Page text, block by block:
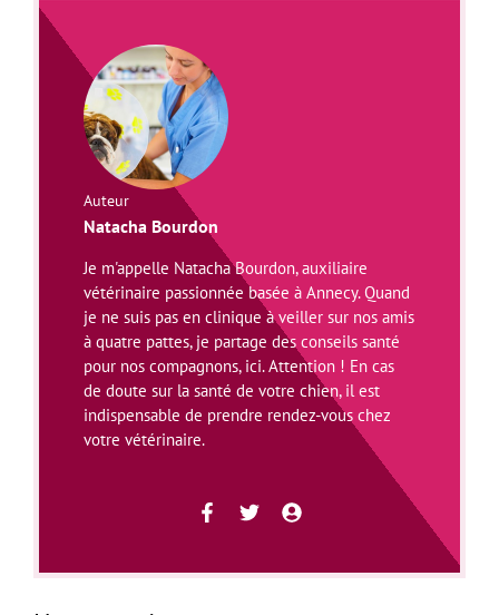
Auteur
Natacha Bourdon
Je m'appelle Natacha Bourdon, auxiliaire
vétérinaire passionnée basée à Annecy. Quand
je ne suis pas en clinique à veiller sur nos amis
à quatre pattes, je partage des conseils santé
pour nos compagnons, ici. Attention ! En cas
de doute sur la santé de votre chien, il est
indispensable de prendre rendez-vous chez
votre vétérinaire.